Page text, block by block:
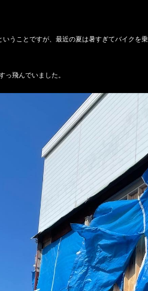
いうことですが、最近の夏は暑すぎてバイク
っ飛んでいました。